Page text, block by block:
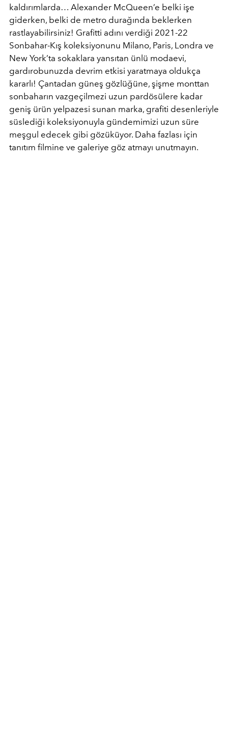
kaldırımlarda… Alexander McQueen’e belki işe
giderken, belki de metro durağında beklerken
rastlayabilirsiniz! Grafitti adını verdiği 2021-22
Sonbahar-Kış koleksiyonunu Milano, Paris, Londra ve
New York’ta sokaklara yansıtan ünlü modaevi,
gardırobunuzda devrim etkisi yaratmaya oldukça
kararlı! Çantadan güneş gözlüğüne, şişme monttan
sonbaharın vazgeçilmezi uzun pardösülere kadar
geniş ürün yelpazesi sunan marka, grafiti desenleriyle
süslediği koleksiyonuyla gündemimizi uzun süre
meşgul edecek gibi gözüküyor. Daha fazlası için
tanıtım filmine ve galeriye göz atmayı unutmayın.